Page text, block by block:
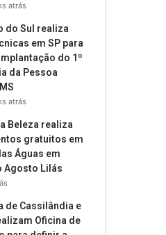
atrás
do Sul realiza
em SP para
do 1º
da Pessoa
atrás
Beleza realiza
gratuitos em
Águas em
Agosto Lilás
de Cassilândia e
Oficina de